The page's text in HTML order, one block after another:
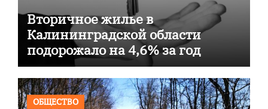
Вторичное жилье в
Калининградской области
подорожало на 4,6% за год
ОБЩЕСТВО